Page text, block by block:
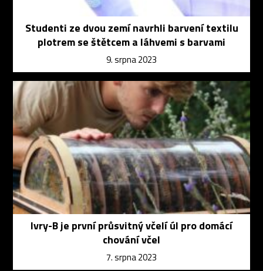
Studenti ze dvou zemí navrhli barvení textilu
plotrem se štětcem a láhvemi s barvami
9. srpna 2023
Ivry-B je první průsvitný včelí úl pro domácí
chování včel
7. srpna 2023